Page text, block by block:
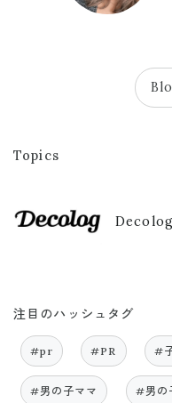
Topics
Decolog
注目のハッシュタグ
#pr #PR #
#男の子ママ #男の